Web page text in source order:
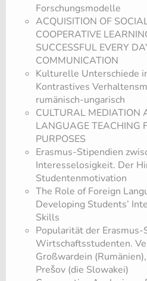
Forschungsmodelle
ACQUISITION OF
COOPERATIVE
SUCCESSFUL EVERY
COMMUNICATION
Kulturelle Unterschiede
Kontrastives
rumänisch-ungarisch
CULTURAL MEDIATION
LANGUAGE TEACHING
PURPOSES
Erasmus-Stipendien
Interesselosigkeit. Der
Studentenmotivation
The Role of Foreign
Developing Students’
Skills
Popularität der
Wirtschaftsstudenten.
Großwardein
Prešov (die Slowakei)